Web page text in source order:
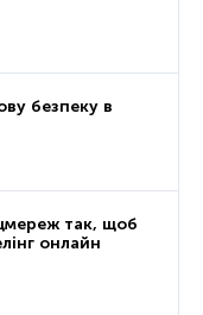
має кожен з нас?
до держави
незалежних органів
безпеку в
так, щоб
онлайн